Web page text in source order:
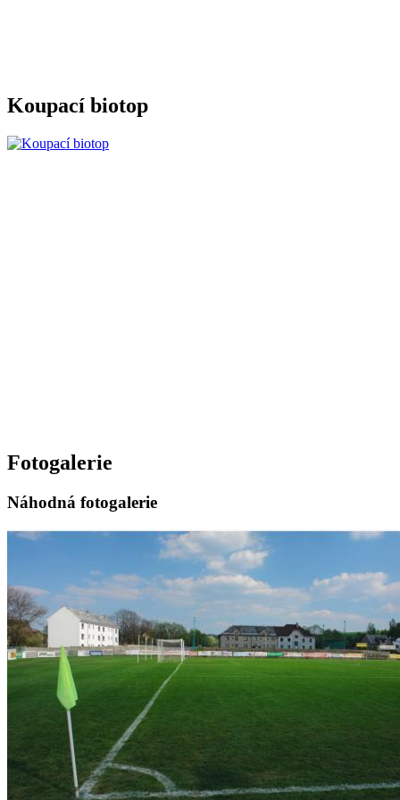
Koupací biotop
Fotogalerie
Náhodná fotogalerie